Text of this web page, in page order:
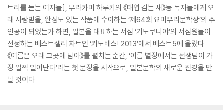
트리를 듣는 여자들], 무라카미 하루키의 《태엽 감는 새》등 독자들에게 오
래 사랑받을, 완성도 있는 작품에 수여하는 ‘제64회 요미우리문학상’의 주
인공이 되었는가 하면, 일본을 대표하는 서점 ‘기노쿠니야’의 서점원들이
선정하는 베스트셀러 차트인 ‘키노베스! 2013’에서 베스트5에 올랐다.
《여름은 오래 그곳에 남아》를 펼치는 순간, ‘여름 별장에서는 선생님이 가
장 일찍 일어난다’라는 첫 문장을 시작으로, 일본문학의 새로운 진경을 만
날 것이다.